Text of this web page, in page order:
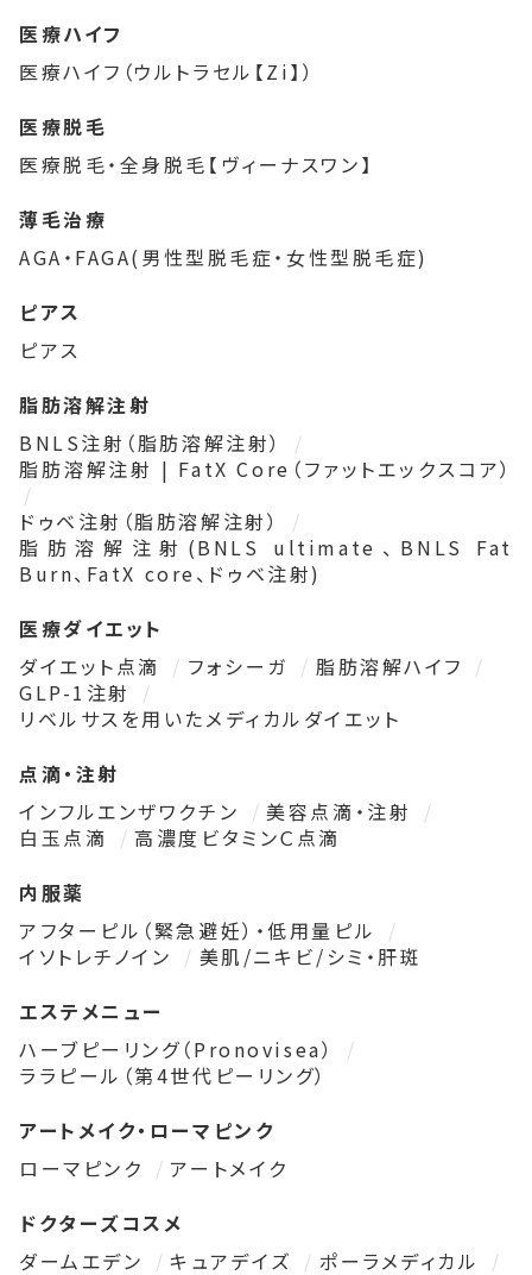
医療ハイフ
医療ハイフ（ウルトラセル【Zi】）
医療脱毛
医療脱毛・全身脱毛【ヴィーナスワン】
薄毛治療
AGA・FAGA(男性型脱毛症・女性型脱毛症)
ピアス
ピアス
脂肪溶解注射
BNLS注射（脂肪溶解注射）
脂肪溶解注射 | FatX Core（ファットエックスコア）
ドゥベ注射（脂肪溶解注射）
脂肪溶解注射(BNLS ultimate、BNLS Fat
Burn、FatX core、ドゥベ注射)
医療ダイエット
ダイエット点滴
フォシーガ
脂肪溶解ハイフ
GLP-1注射
リベルサスを用いたメディカルダイエット
点滴・注射
インフルエンザワクチン
美容点滴・注射
白玉点滴
高濃度ビタミンＣ点滴
内服薬
アフターピル（緊急避妊）・低用量ピル
イソトレチノイン
美肌/ニキビ/シミ・肝斑
エステメニュー
ハーブピーリング（Pronovisea）
ララピール（第4世代ピーリング）
アートメイク・ローマピンク
ローマピンク
アートメイク
ドクターズコスメ
ダームエデン
キュアデイズ
ポーラメディカル